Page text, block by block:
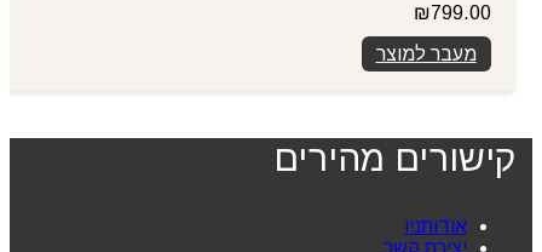
₪799.00
מעבר למוצר
קישורים מהירים
אודותניו
יצירת קשר